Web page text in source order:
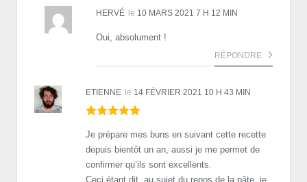
HERVÉ le 10 MARS 2021 7 H 12 MIN
Oui, absolument !
RÉPONDRE
ETIENNE le 14 FÉVRIER 2021 10 H 43 MIN
Je prépare mes buns en suivant cette recette
depuis bientôt un an, aussi je me permet de
confirmer qu’ils sont excellents.
Ceci étant dit, au sujet du repos de la pâte, je